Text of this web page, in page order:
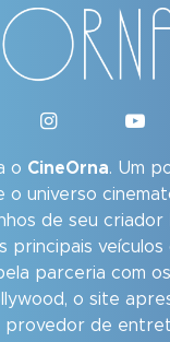
o CineOrna. Um
o universo
de seu criador
principais veículos
parceria com
o site
provedor de